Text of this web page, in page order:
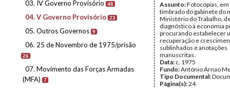
03. IV Governo Provisório 48
04. V Governo Provisório 23
05. Outros Governos 9
06. 25 de Novembro de 1975/prisão
26
07. Movimento das Forças Armadas
(MFA)
7
Assunto:Fotocópias, em
timbrado do gabinete do
Ministério do Trabalho,
diagnóstico à economia
procurando estabelecer
recuperação e
sublinhados e anotações
manuscritas.
Data: c. 1975
Fundo:António Arnao
Tipo Documental:
Página(s):24